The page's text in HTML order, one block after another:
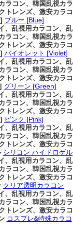
ラコン、韓国乱視カラ
トレンズ、激安カラコ
ブルー [Blue]
、乱視用カラコン、乱
ラコン、韓国乱視カラ
トレンズ、激安カラコ
バイオレット [Violet]
、乱視用カラコン、乱
ラコン、韓国乱視カラ
トレンズ、激安カラコ
グリーン [Green]
、乱視用カラコン、乱
ラコン、韓国乱視カラ
トレンズ、激安カラコ
ピンク [Pink]
、乱視用カラコン、乱
ラコン、韓国乱視カラ
トレンズ、激安カラコ
シリコン ハイドロゲル
、乱視用カラコン、乱
ラコン、韓国乱視カラ
トレンズ、激安カラコ
クリア透明カラコン
、乱視用カラコン、乱
ラコン、韓国乱視カラ
トレンズ、激安カラコ
コスプレ&特殊カラコ